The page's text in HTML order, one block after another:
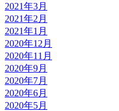
2021年3月
2021年2月
2021年1月
2020年12月
2020年11月
2020年9月
2020年7月
2020年6月
2020年5月